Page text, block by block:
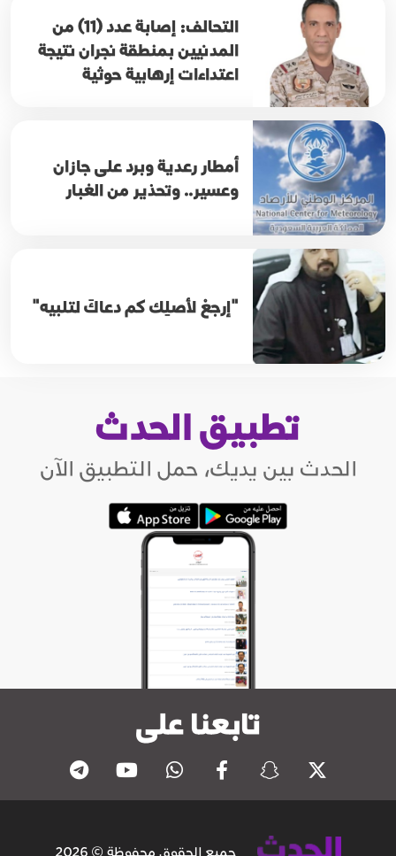
التحالف: إصابة عدد (11) من
المدنيين بمنطقة نجران نتيجة
اعتداءات إرهابية حوثية
أمطار رعدية وبرد على جازان
وعسير.. وتحذير من الغبار
"إرجعْ لأصلِك كم دعاكَ لتلبيه"
تطبيق الحدث
الحدث بين يديك، حمل التطبيق الآن
تابعنا على
جميع الحقوق محفوظة © 2026